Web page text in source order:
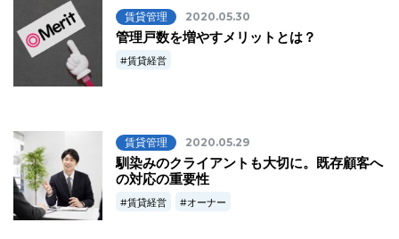
賃貸管理 2020.05.30
管理戸数を増やすメリットとは？
賃貸経営
賃貸管理 2020.05.29
馴染みのクライアントも大切に。既存顧客へ
の対応の重要性
賃貸経営 オーナー